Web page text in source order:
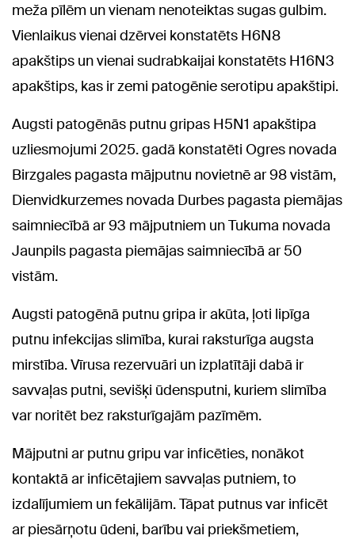
meža pīlēm un vienam nenoteiktas sugas gulbim.
Vienlaikus vienai dzērvei konstatēts H6N8
apakštips un vienai sudrabkaijai konstatēts H16N3
apakštips, kas ir zemi patogēnie serotipu apakštipi.
Augsti patogēnās putnu gripas H5N1 apakštipa
uzliesmojumi 2025. gadā konstatēti Ogres novada
Birzgales pagasta mājputnu novietnē ar 98 vistām,
Dienvidkurzemes novada Durbes pagasta piemājas
saimniecībā ar 93 mājputniem un Tukuma novada
Jaunpils pagasta piemājas saimniecībā ar 50
vistām.
Augsti patogēnā putnu gripa ir akūta, ļoti lipīga
putnu infekcijas slimība, kurai raksturīga augsta
mirstība. Vīrusa rezervuāri un izplatītāji dabā ir
savvaļas putni, sevišķi ūdensputni, kuriem slimība
var noritēt bez raksturīgajām pazīmēm.
Mājputni ar putnu gripu var inficēties, nonākot
kontaktā ar inficētajiem savvaļas putniem, to
izdalījumiem un fekālijām. Tāpat putnus var inficēt
ar piesārņotu ūdeni, barību vai priekšmetiem,